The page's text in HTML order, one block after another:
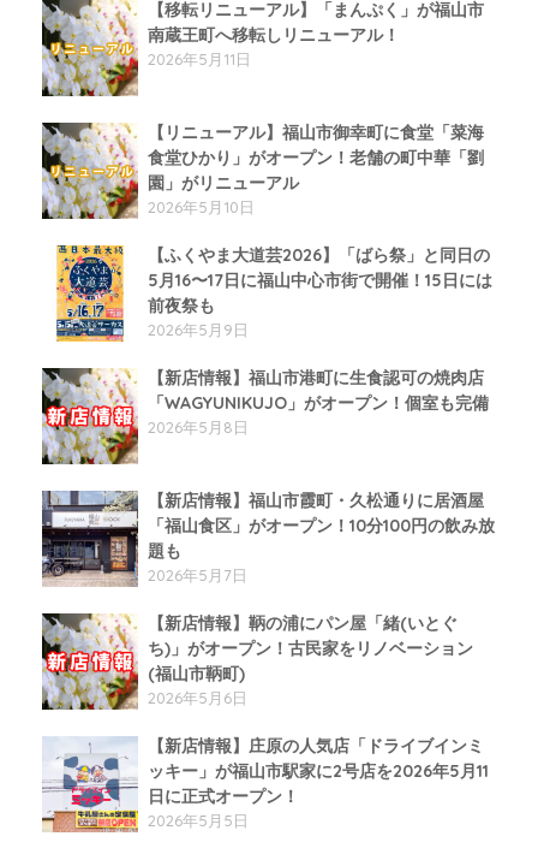
【移転リニューアル】「まんぷく」が福山市
南蔵王町へ移転しリニューアル！
2026年5月11日
【リニューアル】福山市御幸町に食堂「菜海
食堂ひかり」がオープン！老舗の町中華「劉
園」がリニューアル
2026年5月10日
【ふくやま大道芸2026】「ばら祭」と同日の
5月16〜17日に福山中心市街で開催！15日には
前夜祭も
2026年5月9日
【新店情報】福山市港町に生食認可の焼肉店
「WAGYUNIKUJO」がオープン！個室も完備
2026年5月8日
【新店情報】福山市霞町・久松通りに居酒屋
「福山食区」がオープン！10分100円の飲み放
題も
2026年5月7日
【新店情報】鞆の浦にパン屋「緒(いとぐ
ち)」がオープン！古民家をリノベーション
(福山市鞆町)
2026年5月6日
【新店情報】庄原の人気店「ドライブインミ
ッキー」が福山市駅家に2号店を2026年5月11
日に正式オープン！
2026年5月5日